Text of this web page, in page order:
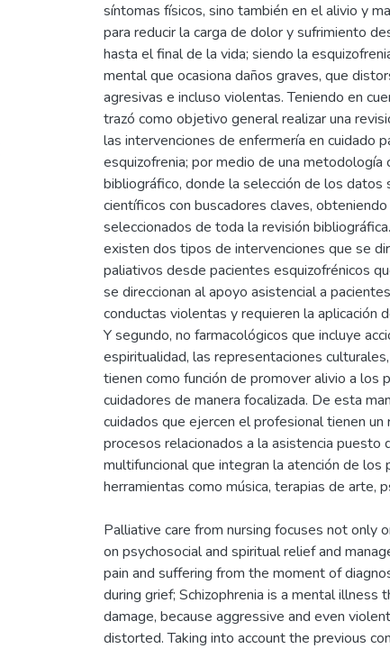
síntomas físicos, sino también en el alivio y
para reducir la carga de dolor y sufrimiento
hasta el final de la vida; siendo la
mental que ocasiona daños graves, que
agresivas e incluso violentas. Teniendo en
trazó como objetivo general realizar una
las intervenciones de enfermería en cuidado
esquizofrenia; por medio de una
bibliográfico, donde la selección de los datos
científicos con buscadores claves,
seleccionados de toda la revisión
existen dos tipos de intervenciones que se
paliativos desde pacientes esquizofrénicos
se direccionan al apoyo asistencial a
conductas violentas y requieren la aplicación
Y segundo, no farmacológicos que incluye
espiritualidad, las representaciones
tienen como función de promover alivio a los
cuidadores de manera focalizada. De esta
cuidados que ejercen el profesional tienen
procesos relacionados a la asistencia puesto
multifuncional que integran la atención de
herramientas como música, terapias de arte,
Palliative care from nursing focuses not only
on psychosocial and spiritual relief and
pain and suffering from the moment of
during grief; Schizophrenia is a mental illness
damage, because aggressive and even
distorted. Taking into account the previous